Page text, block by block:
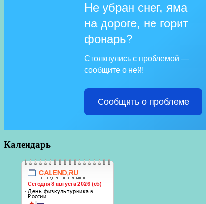
Не убран снег, яма
на дороге, не горит
фонарь?
Столкнулись с проблемой —
сообщите о ней!
Сообщить о проблеме
Календарь